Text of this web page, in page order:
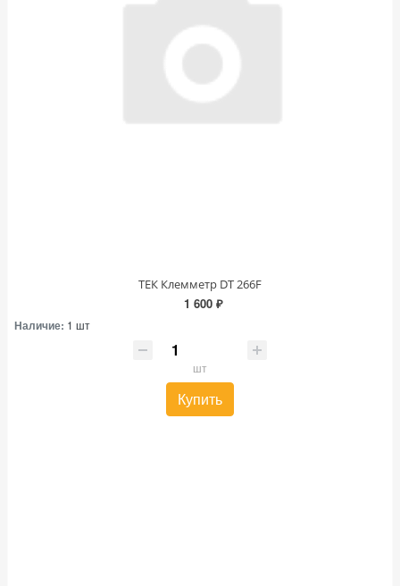
ТЕК Клемметр DT 266F
1 600 ₽
Наличие: 1 шт
шт
Купить